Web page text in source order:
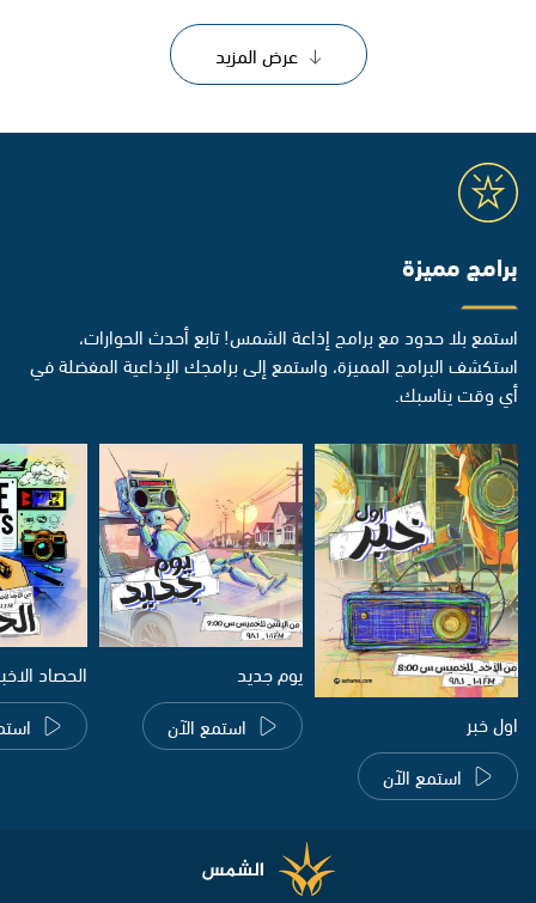
عرض المزيد
برامج مميزة
استمع بلا حدود مع برامج إذاعة الشمس! تابع أحدث الحوارات،
استكشف البرامج المميزة، واستمع إلى برامجك الإذاعية المفضلة في
أي وقت يناسبك.
اول خبر
استمع الآن
يوم جديد
استمع الآن
الحصاد